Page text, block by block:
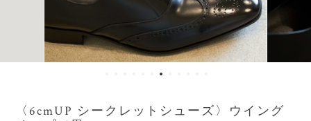
〈6cmUP シークレットシューズ〉ウイング